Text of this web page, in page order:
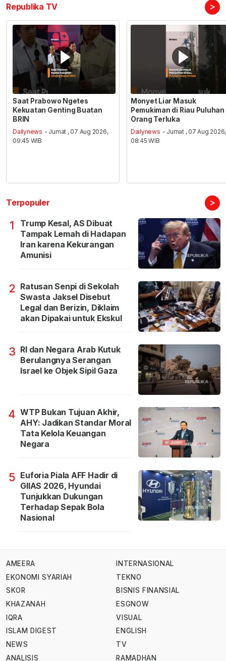
Republika TV >
Saat Prabowo Ngetes
Kekuatan Genting Buatan
BRIN
Dailynews - Jumat , 07 Aug 2026,
09:45 WIB
Monyet Liar Masuk
Pemukiman di Riau Puluhan
Orang Terluka
Dailynews - Jumat , 07 Aug 2026,
08:45 WIB
Terpopuler >
1
Trump Kesal, AS Dibuat
Tampak Lemah di Hadapan
Iran karena Kekurangan
Amunisi
2 Ratusan Senpi di Sekolah
Swasta Jaksel Disebut
Legal dan Berizin, Diklaim
akan Dipakai untuk Ekskul
3 RI dan Negara Arab Kutuk
Berulangnya Serangan
Israel ke Objek Sipil Gaza
4 WTP Bukan Tujuan Akhir,
AHY: Jadikan Standar Moral
Tata Kelola Keuangan
Negara
5 Euforia Piala AFF Hadir di
GIIAS 2026, Hyundai
Tunjukkan Dukungan
Terhadap Sepak Bola
Nasional
AMEERA
EKONOMI SYARIAH
SKOR
KHAZANAH
IQRA
ISLAM DIGEST
NEWS
ANALISIS
INTERNASIONAL
TEKNO
BISNIS FINANSIAL
ESGNOW
VISUAL
ENGLISH
TV
RAMADHAN